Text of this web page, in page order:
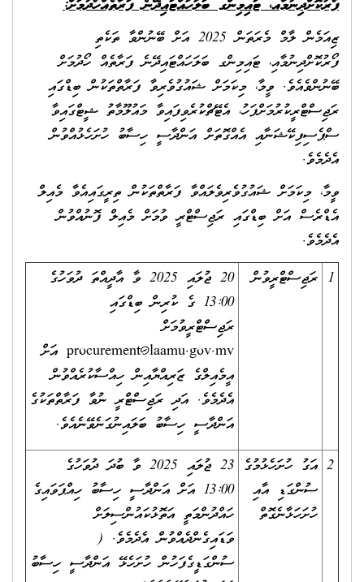
ފޯރުކޮށްދިނުމާއ، ޓައިމިންގ ބަލަހައްޓައިދޭނެ ފަރާތެއްހޯދުމަށް:
ޒިއަމެން ލާމް މެރަތަން 2025 އަށް ބޭނުންވާ ތަކެތި
ފޯރުކޮށްދިނުމާއި، ޓައިމިންގ ބަލަހައްޓައިދޭނެ ފަރާތެއް ހޯދުމަށް
ބޭނުންވެއެވެ. ވީމާ، މިކަމަށް ޝައުގުވެރިވާ ފަރާތްތަކުން ބިޑްގައި
ރަޖިސްޓްރީކުރުމަށްފަހު، އެޓޭޗްކުރެވިފައިވާ މައުލޫމާތު ޝީޓްގައިވާ
ސްޕެސިފިކޭޝަނާއި އެއްގޮތަށް އަންދާސީ ހިސާބު ހުށަހެޅުއްވުން
އެދެމެވެ.
ވީމާ، މިކަމަށް ޝައުގުވެރިވެލައްވާ ފަރާތްތަކުން ތިރީގައިއެވާ މެއިލް
އެޑްރެސް އަށް ބިޑްގައި ރަޖިސްޓްރީ ވުމަށް މެއިލް ފޮނުއްވުން
އެދެމެވެ.
1 ރަޖިސްޓްރީވުން
20 ޖުލައި 2025 ވާ އާދީއްތަ ދުވަހުގެ
13:00 ގެ ކުރިން ބިޑްގައި
ރަޖިސްޓްރީވުމަށް
procurement@laamu.gov.mv އަށް
އީމެއިލްގެ ޒަރިއްޔާއިން ހިއްސާކުރެއްވުން
އެދެމެވެ. އަދި ރަޖިސްޓްރީ ނުވާ ފަރާތްތަކުގެ
އަންދާސީ ހިސާބު ބަލައިނުގަނެވޭނެއެވެ.
2 އަގު ހުށަހެޅުމުގެ
ސުންގަޑި އާއި
ހުށަހަޅާނެގޮތް
23 ޖުލައި 2025 ވާ ބުދަ ދުވަހުގެ
13:00 އަށް އަންދާސީ ހިސާބު ހިއްޕަވައިގެ
ހައްދުންމަތީ އަތޮޅުކައުންސިލަށް
ވަޑައިގެންދެއްވުން އެދެމެވެ. (
ސުންގަޑީގެފަހުން ހުށަހެޅޭ އަންދާސީ ހިސާބު